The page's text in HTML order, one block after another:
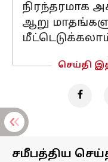
நிரந்தரமாக
ஆறு
செய்தி
சமீபத்திய